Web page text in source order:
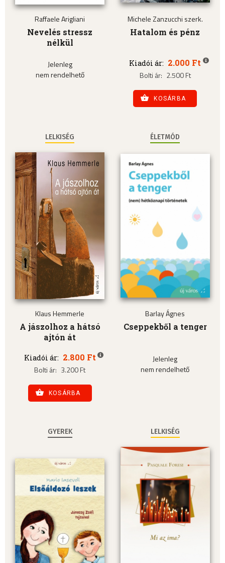
Raffaele Arigliani
Nevelés stressz
nélkül
Jelenleg
nem rendelhető
Michele Zanzucchi szerk.
Hatalom és pénz
Kiadói ár: 2.000 Ft
Bolti ár: 2.500 Ft
KOSÁRBA
LELKISÉG
Klaus Hemmerle
A jászolhoz a hátsó
ajtón át
Kiadói ár: 2.800 Ft
Bolti ár: 3.200 Ft
KOSÁRBA
ÉLETMÓD
Barlay Ágnes
Cseppekből a tenger
Jelenleg
nem rendelhető
GYEREK LELKISÉG